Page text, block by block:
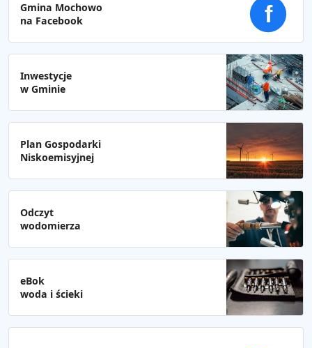
Gmina Mochowo
na Facebook
f
Inwestycje
w Gminie
Plan Gospodarki
Niskoemisyjnej
Odczyt
wodomierza
eBok
woda i ścieki